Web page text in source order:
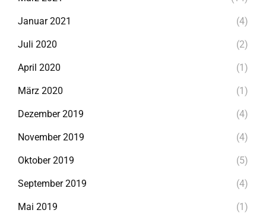
Januar 2021 (4)
Juli 2020 (2)
April 2020 (1)
März 2020 (1)
Dezember 2019 (4)
November 2019 (4)
Oktober 2019 (5)
September 2019 (4)
Mai 2019 (1)